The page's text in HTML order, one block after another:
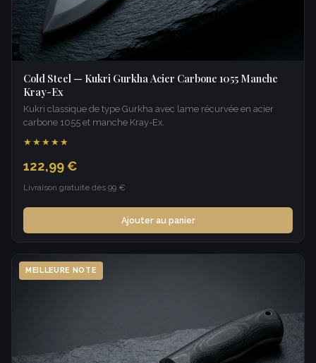
Cold Steel — Kukri Gurkha Acier Carbone 1055 Manche
Kray-Ex
Kukri classique de type Gurkha avec lame récurvée en acier
carbone 1055 et manche Kray-Ex.
★★★★★
122,99 €
Livraison gratuite dès 99 €
Ajouter au panier
MEILLEURE NOTE